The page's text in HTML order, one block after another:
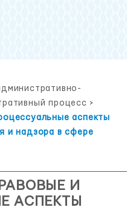
процесс >
аспекты
и надзора в сфере
И
АСПЕКТЫ